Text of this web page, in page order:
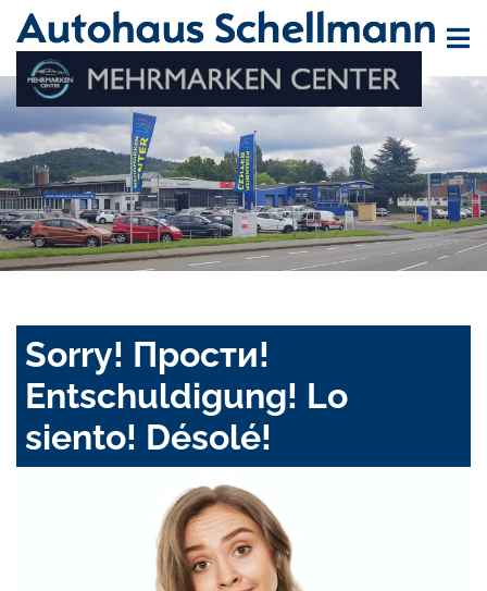
Sorry! Прости!
Entschuldigung! Lo
siento! Désolé!